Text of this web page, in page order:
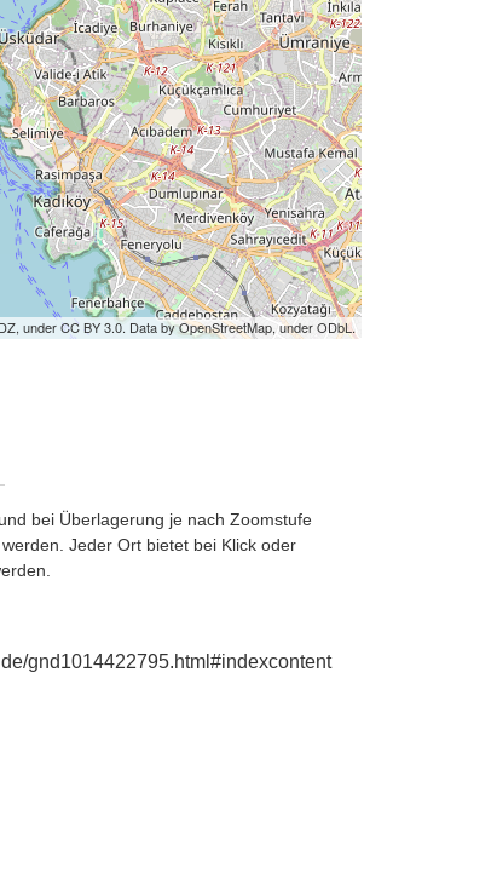
under CC BY 3.0. Data by OpenStreetMap, under ODbL.
bei Überlagerung je nach Zoomstufe
Jeder Ort bietet bei Klick oder
gnd1014422795.html#indexcontent